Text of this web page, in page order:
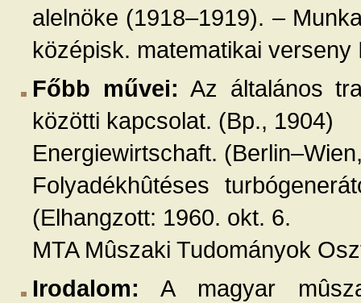
alelnöke (1918–1919). –
középisk. matematikai
Főbb művei: Az általános
közötti kapcsolat. (Bp., 1904)
Energiewirtschaft.
Folyadékhûtéses
(Elhangzott: 1960. okt. 6.
MTA Mûszaki Tudományok
Irodalom: A magyar